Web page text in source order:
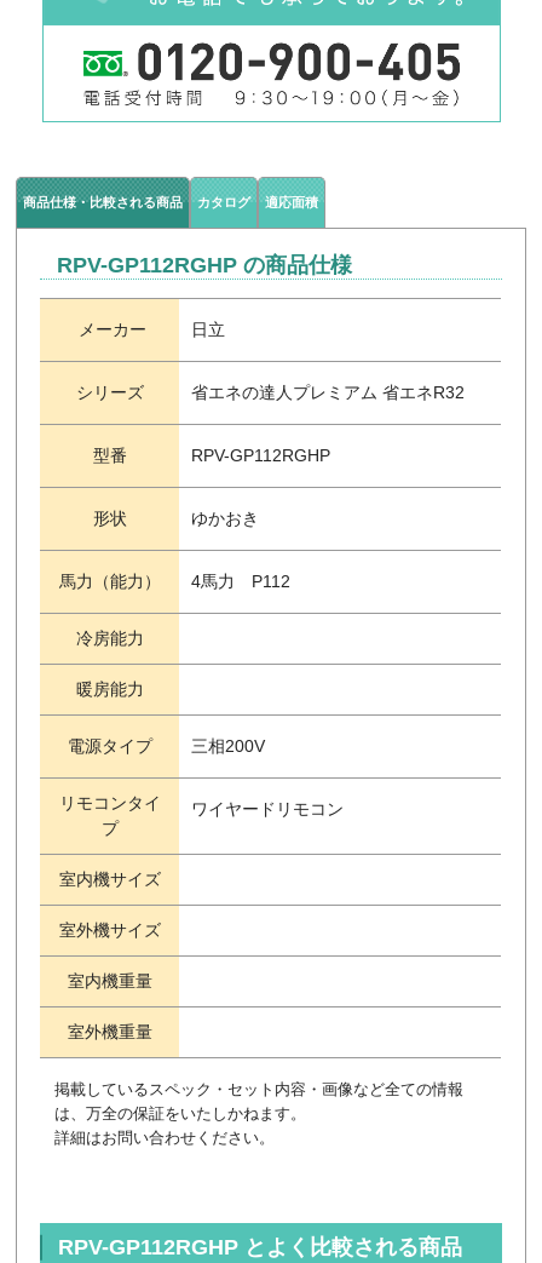
商品仕様・比較される商品 カタログ 適応面積
RPV-GP112RGHP の商品仕様
メーカー 日立
シリーズ 省エネの達人プレミアム 省エネR32
型番 RPV-GP112RGHP
形状 ゆかおき
馬力（能力） 4馬力 P112
冷房能力
暖房能力
電源タイプ 三相200V
リモコンタイ
プ
ワイヤードリモコン
室内機サイズ
室外機サイズ
室内機重量
室外機重量
掲載しているスペック・セット内容・画像など全ての情報
は、万全の保証をいたしかねます。
詳細はお問い合わせください。
RPV-GP112RGHP とよく比較される商品